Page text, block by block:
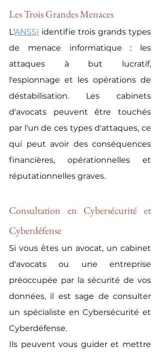
Les Trois Grandes Menaces
L'ANSSI identifie trois grands types
de menace informatique : les
attaques à but lucratif,
l'espionnage et les opérations de
déstabilisation. Les cabinets
d'avocats peuvent être touchés
par l'un de ces types d'attaques, ce
qui peut avoir des conséquences
financières, opérationnelles et
réputationnelles graves.
Consultation en Cybersécurité et
Cyberdéfense
Si vous êtes un avocat, un cabinet
d'avocats ou une entreprise
préoccupée par la sécurité de vos
données, il est sage de consulter
un spécialiste en Cybersécurité et
Cyberdéfense.
Ils peuvent vous guider et mettre